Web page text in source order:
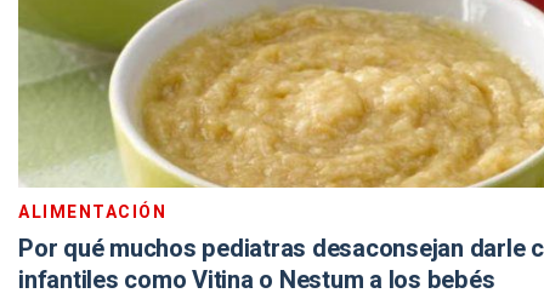
ALIMENTACIÓN
Por qué muchos pediatras desaconsejan darle
infantiles como Vitina o Nestum a los bebés